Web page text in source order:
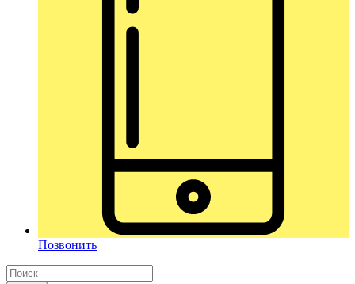
Позвонить